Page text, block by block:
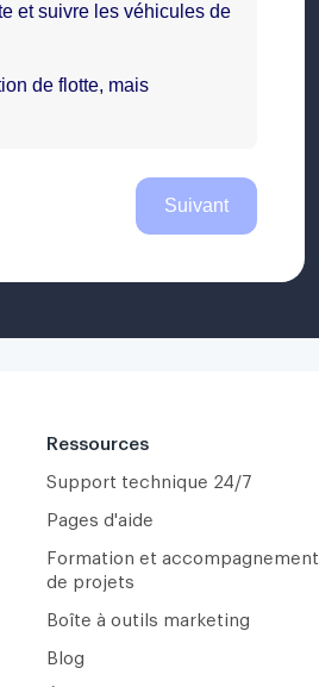
Ressources
Support technique 24/7
Pages d'aide
Formation et accompagnement
de projets
Boîte à outils marketing
Blog